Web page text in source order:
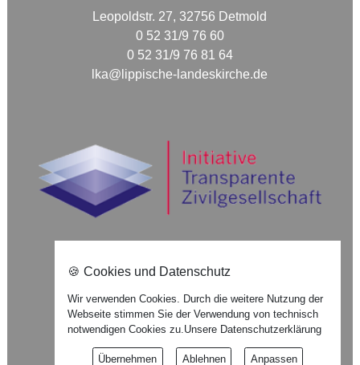
Leopoldstr. 27, 32756 Detmold
0 52 31/9 76 60
0 52 31/9 76 81 64
lka@lippische-landeskirche.de
Impressum
Datenschutzerklärung
🍪 Cookies und Datenschutz
Wir verwenden Cookies. Durch die weitere Nutzung der
Webseite stimmen Sie der Verwendung von technisch
notwendigen Cookies zu. Unsere Datenschutzerklärung
Übernehmen Ablehnen Anpassen